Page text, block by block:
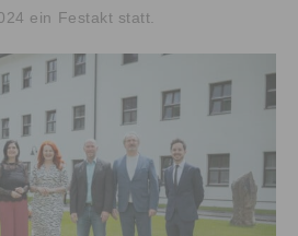
ein Festakt statt.